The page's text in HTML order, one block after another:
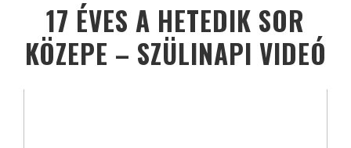
17 ÉVES A HETEDIK SOR
KÖZEPE – SZÜLINAPI VIDEÓ